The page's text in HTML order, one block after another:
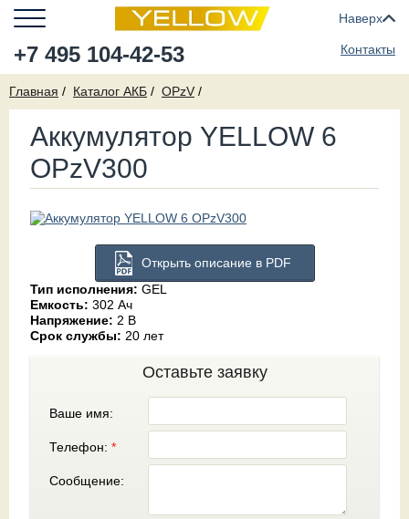
+7 495 104-42-53
Наверх
Контакты
Главная Каталог АКБ OPzV
Аккумулятор YELLOW 6
OPzV300
Открыть описание в PDF
Тип исполнения: GEL
Емкость: 302 Ач
Напряжение: 2 В
Срок службы: 20 лет
Оставьте заявку
Ваше имя:
Телефон: *
Сообщение: